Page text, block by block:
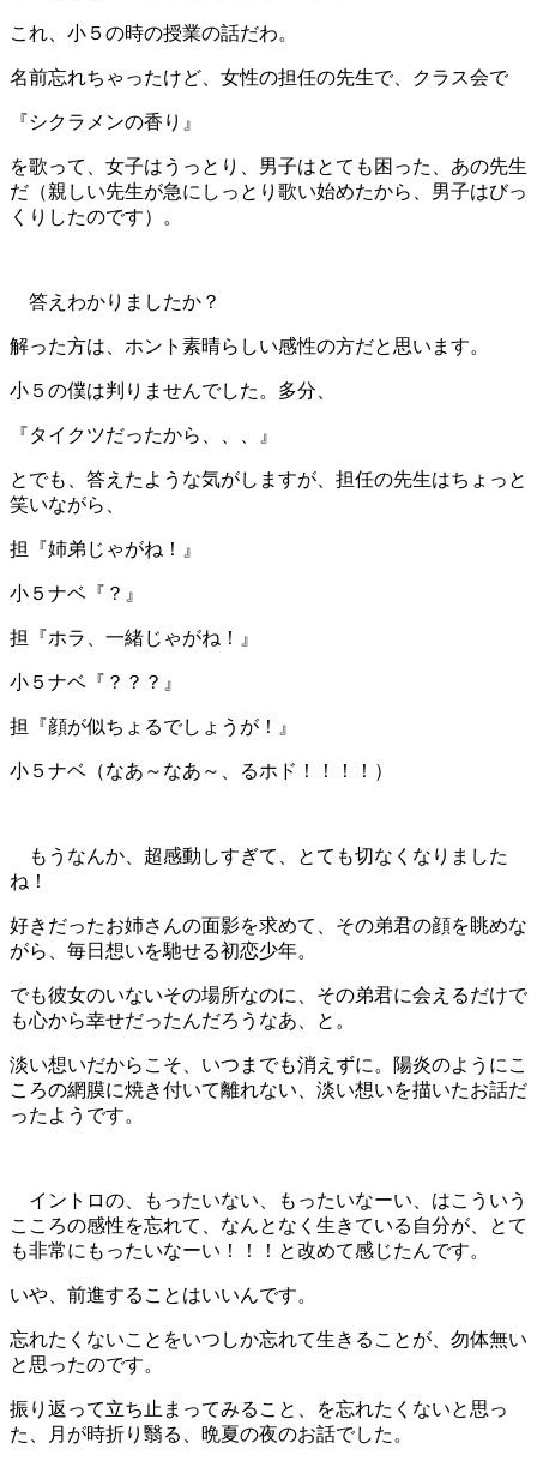
これ、小５の時の授業の話だわ。
名前忘れちゃったけど、女性の担任の先生で、クラス会で
『シクラメンの香り』
を歌って、女子はうっとり、男子はとても困った、あの先生
だ（親しい先生が急にしっとり歌い始めたから、男子はびっ
くりしたのです）。
答えわかりましたか？
解った方は、ホント素晴らしい感性の方だと思います。
小５の僕は判りませんでした。多分、
『タイクツだったから、、、』
とでも、答えたような気がしますが、担任の先生はちょっと
笑いながら、
担『姉弟じゃがね！』
小５ナベ『？』
担『ホラ、一緒じゃがね！』
小５ナベ『？？？』
担『顔が似ちょるでしょうが！』
小５ナベ（なあ～なあ～、るホド！！！！）
もうなんか、超感動しすぎて、とても切なくなりました
ね！
好きだったお姉さんの面影を求めて、その弟君の顔を眺めな
がら、毎日想いを馳せる初恋少年。
でも彼女のいないその場所なのに、その弟君に会えるだけで
も心から幸せだったんだろうなあ、と。
淡い想いだからこそ、いつまでも消えずに。陽炎のようにこ
ころの網膜に焼き付いて離れない、淡い想いを描いたお話だ
ったようです。
イントロの、もったいない、もったいなーい、はこういう
こころの感性を忘れて、なんとなく生きている自分が、とて
も非常にもったいなーい！！！と改めて感じたんです。
いや、前進することはいいんです。
忘れたくないことをいつしか忘れて生きることが、勿体無い
と思ったのです。
振り返って立ち止まってみること、を忘れたくないと思っ
た、月が時折り翳る、晩夏の夜のお話でした。